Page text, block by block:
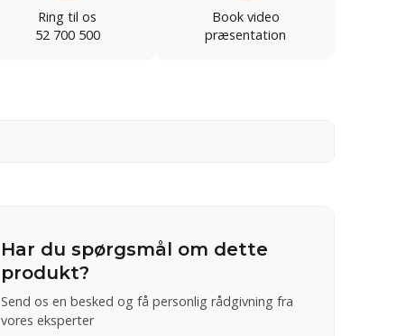
Ring til os
52 700 500
Book video
præsentation
Har du spørgsmål om dette
produkt?
Send os en besked og få personlig rådgivning fra
vores eksperter